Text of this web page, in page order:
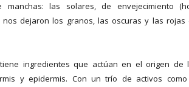
las solares, de envejecimiento
nos dejaron los granos, las oscuras y las rojas
ingredientes que actúan en el origen de
y epidermis. Con un trío de activos